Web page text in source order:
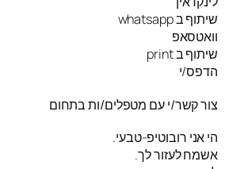
שיתוף ב whatsapp
וואטסאפ
שיתוף ב print
הדפס/י
צור קשר/י עם מטפלים/ות בתחום
הי אני רובוטיפ-טבעי.
אשמח לעזור לך.